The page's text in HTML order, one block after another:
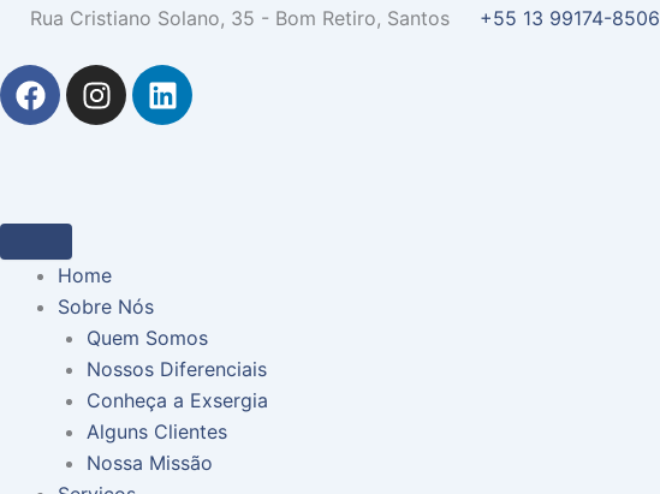
Rua Cristiano Solano, 35 - Bom Retiro, Santos +55 13 99174-8506
F
a
o
o
k
I
n
a
m
L
i
Home
Sobre Nós
Quem Somos
Nossos Diferenciais
Conheça a Exsergia
Alguns Clientes
Nossa Missão